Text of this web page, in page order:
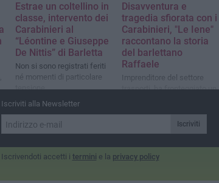
Estrae un coltellino in
classe, intervento dei
Carabinieri al
“Léontine e Giuseppe
De Nittis” di Barletta
Non si sono registrati feriti
né momenti di particolare
tensione
Disavventura e
tragedia sfiorata con i
Carabinieri, "Le Iene"
raccontano la storia
del barlettano
Raffaele
Imprenditore del settore
trasporti, ha fronteggiato un
Iscriviti alla Newsletter
Iscriviti
Iscrivendoti accetti i termini e la privacy policy